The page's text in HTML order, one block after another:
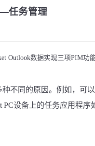
任务管理
Outlook数据实现三项PIM功
不同的原因。例如，可
PC设备上的任务应用程序